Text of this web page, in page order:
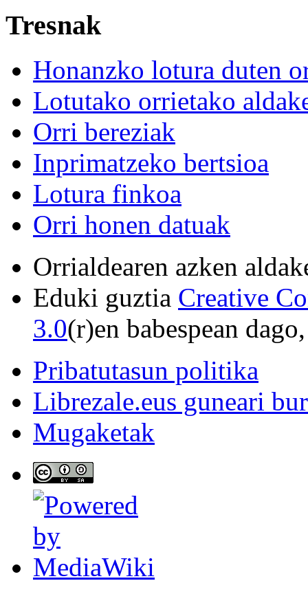
Tresnak
Honanzko lotura duten
Lotutako orrietako
Orri bereziak
Inprimatzeko bertsioa
Lotura finkoa
Orri honen datuak
Orrialdearen azken
Eduki guztia Creative
3.0(r)en babespean
Pribatutasun politika
Librezale.eus guneari
Mugaketak